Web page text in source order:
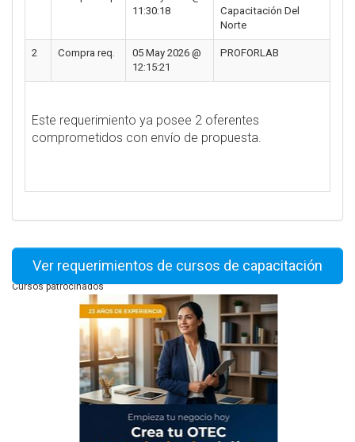
11:30:18
Capacitación Del
Norte
2 Compra req.
05 May 2026 @
12:15:21
PROFORLAB
Este requerimiento ya posee 2 oferentes
comprometidos con envío de propuesta.
Ver requerimientos de cursos de capacitación
Cursos patrocinados